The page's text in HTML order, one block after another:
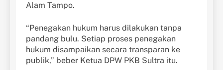
Alam Tampo.
“Penegakan hukum harus dilakukan tanpa
pandang bulu. Setiap proses penegakan
hukum disampaikan secara transparan ke
publik,” beber Ketua DPW PKB Sultra itu.